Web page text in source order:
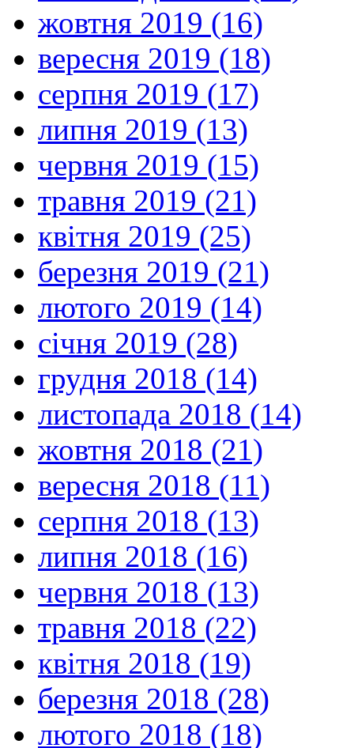
жовтня 2019 (16)
вересня 2019 (18)
серпня 2019 (17)
липня 2019 (13)
червня 2019 (15)
травня 2019 (21)
квітня 2019 (25)
березня 2019 (21)
лютого 2019 (14)
січня 2019 (28)
грудня 2018 (14)
листопада 2018 (14)
жовтня 2018 (21)
вересня 2018 (11)
серпня 2018 (13)
липня 2018 (16)
червня 2018 (13)
травня 2018 (22)
квітня 2018 (19)
березня 2018 (28)
лютого 2018 (18)